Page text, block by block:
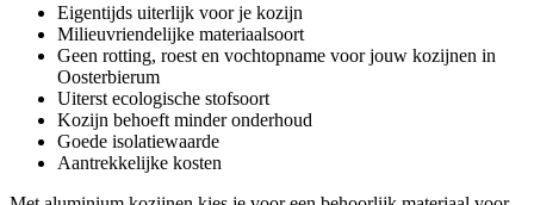
Eigentijds uiterlijk voor je kozijn
Milieuvriendelijke materiaalsoort
Geen rotting, roest en vochtopname voor jouw kozijnen in
Oosterbierum
Uiterst ecologische stofsoort
Kozijn behoeft minder onderhoud
Goede isolatiewaarde
Aantrekkelijke kosten